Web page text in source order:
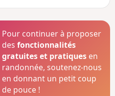
Pour continuer à proposer
desfonctionnalités
gratuites et pratiques en
randonnée, soutenez-nous
en donnant un petit coup
de pouce !